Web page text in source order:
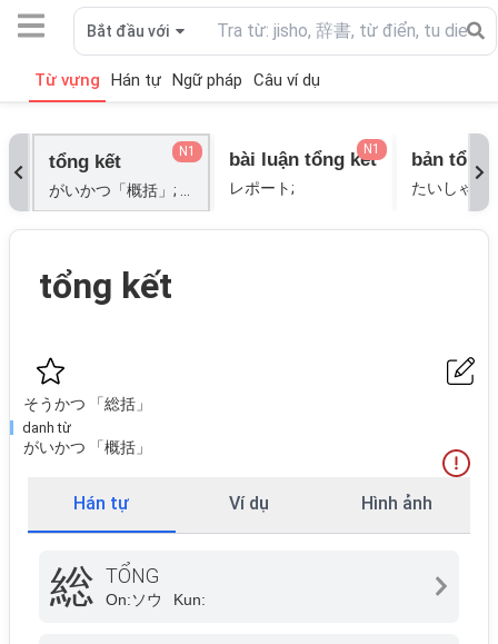
Bắt đầu với
Từ vựng Hán tự Ngữ pháp Câu ví dụ
tổng kết N1 bài luận tổng kết
レポート;
N1
tổng kết
そうかつ 「総括」
danh từ
がいかつ 「概括」
Hán tự Ví dụ Hình ảnh
総 TỔNG
On:ソウ Kun: